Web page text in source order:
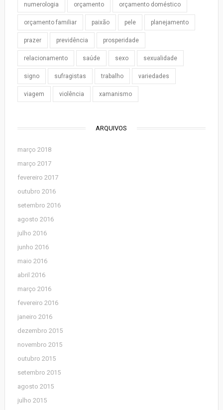
numerologia orçamento orçamento doméstico
orçamento familiar paixão pele planejamento
prazer previdência prosperidade
relacionamento saúde sexo sexualidade
signo sufragistas trabalho variedades
viagem violência xamanismo
ARQUIVOS
março 2018
março 2017
fevereiro 2017
outubro 2016
setembro 2016
agosto 2016
julho 2016
junho 2016
maio 2016
abril 2016
março 2016
fevereiro 2016
janeiro 2016
dezembro 2015
novembro 2015
outubro 2015
setembro 2015
agosto 2015
julho 2015